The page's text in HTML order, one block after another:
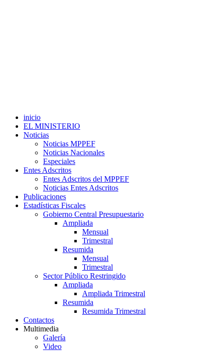
inicio
EL MINISTERIO
Noticias
Noticias MPPEF
Noticias Nacionales
Especiales
Entes Adscritos
Entes Adscritos del MPPEF
Noticias Entes Adscritos
Publicaciones
Estadísticas Fiscales
Gobierno Central Presupuestario
Ampliada
Mensual
Trimestral
Resumida
Mensual
Trimestral
Sector Público Restringido
Ampliada
Ampliada Trimestral
Resumida
Resumida Trimestral
Contactos
Multimedia
Galería
Video